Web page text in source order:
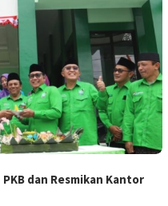
dan Resmikan Kantor